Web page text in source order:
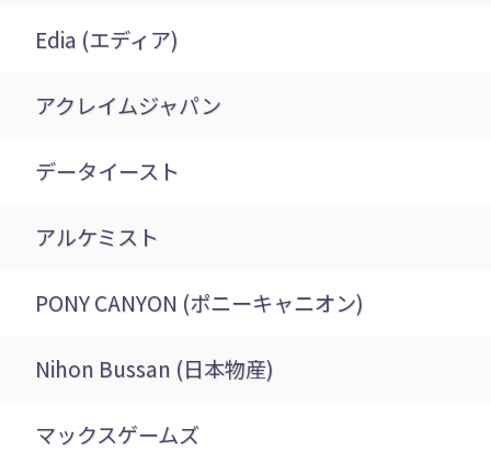
Edia (エディア)
アクレイムジャパン
データイースト
アルケミスト
PONY CANYON (ポニーキャニオン)
Nihon Bussan (日本物産)
マックスゲームズ